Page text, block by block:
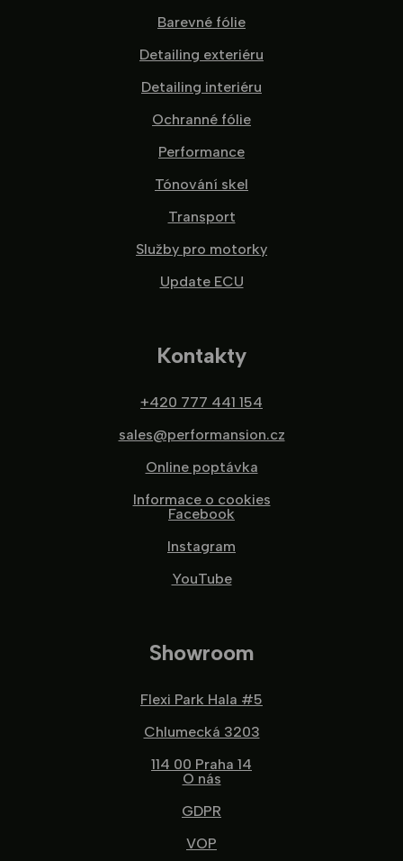
Barevné fólie
Detailing exteriéru
Detailing interiéru
Ochranné fólie
Performance
Tónování skel
Transport
Služby pro motorky
Update ECU
Kontakty
+420 777 441 154
sales@performansion.cz
Online poptávka
Informace o cookies
Facebook
Instagram
YouTube
Showroom
Flexi Park Hala #5
Chlumecká 3203
114 00 Praha 14
O nás
GDPR
VOP